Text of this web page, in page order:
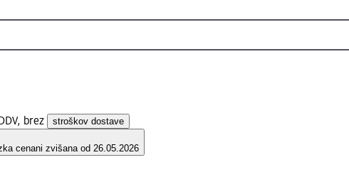
brez stroškov dostave
cenani zvišana od 26.05.2026